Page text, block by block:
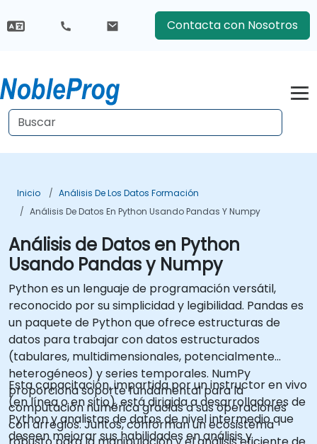
Contacta con Nosotros
Inicio
Análisis De Los Datos Formación
Análisis De Datos En Python Usando Pandas Y Numpy
Análisis de Datos en Python
Usando Pandas y Numpy
Python es un lenguaje de programación versátil,
reconocido por su simplicidad y legibilidad. Pandas es
un paquete de Python que ofrece estructuras de
datos para trabajar con datos estructurados
(tabulares, multidimensionales, potencialmente
heterogéneos) y series temporales. NumPy
proporciona soporte fundamental para la
computación numérica gracias a sus operaciones
con arreglos. Juntos, conforman un ecosistema
Esta capacitación, impartida por un instructor en vivo
(en línea o en sitio), está dirigida a desarrolladores de
Python y analistas de datos de nivel intermedio que
deseen mejorar sus habilidades en análisis y